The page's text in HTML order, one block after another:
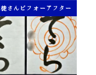
徒さんビフォーアフター